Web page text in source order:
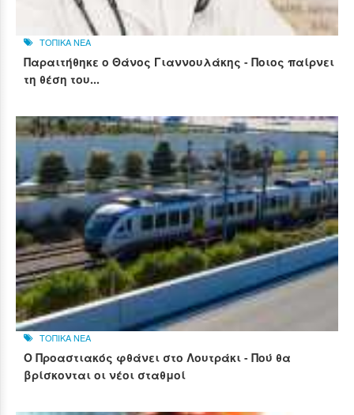
ΤΟΠΙΚΑ ΝΕΑ
Παραιτήθηκε ο Θάνος Γιαννουλάκης - Ποιος παίρνει
τη θέση του...
ΤΟΠΙΚΑ ΝΕΑ
Ο Προαστιακός φθάνει στο Λουτράκι - Πού θα
βρίσκονται οι νέοι σταθμοί